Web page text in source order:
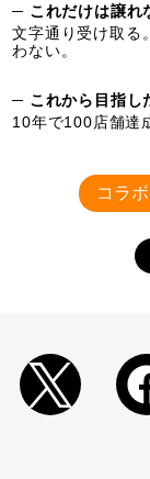
─ これだけは譲れ
文字通り受け取る
わない。
─ これから目指し
10年で100店舗達
コラ